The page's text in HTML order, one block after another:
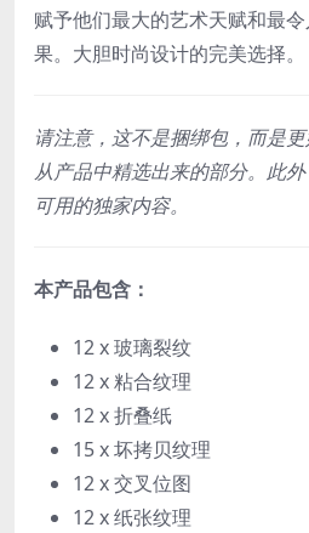
赋予他们最大的艺术天赋和最
果。大胆时尚设计的完美选择。
请注意，这不是捆绑包，而是
从产品中精选出来的部分。此
可用的独家内容。
本产品包含：
12 x 玻璃裂纹
12 x 粘合纹理
12 x 折叠纸
15 x 坏拷贝纹理
12 x 交叉位图
12 x 纸张纹理